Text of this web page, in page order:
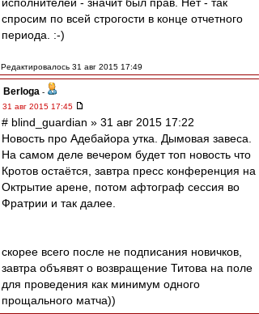
спросим по всей строгости в конце отчетного
периода. :-)
Редактировалось 31 авг 2015 17:49
Berloga -
31 авг 2015 17:45
# blind_guardian » 31 авг 2015 17:22
Новость про Адебайора утка. Дымовая завеса.
На самом деле вечером будет топ новость что
Кротов остаётся, завтра пресс конференция на
Октрытие арене, потом афтограф сессия во
Фратрии и так далее.
скорее всего после не подписания новичков,
завтра объявят о возвращение Титова на поле
для проведения как минимум одного
прощального матча))